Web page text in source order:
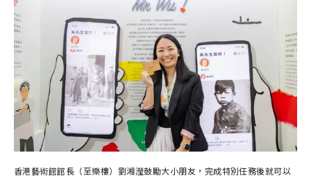
香港藝術館館長（至樂樓）劉湘瀅鼓勵大小朋友，完成特別任務後就可以